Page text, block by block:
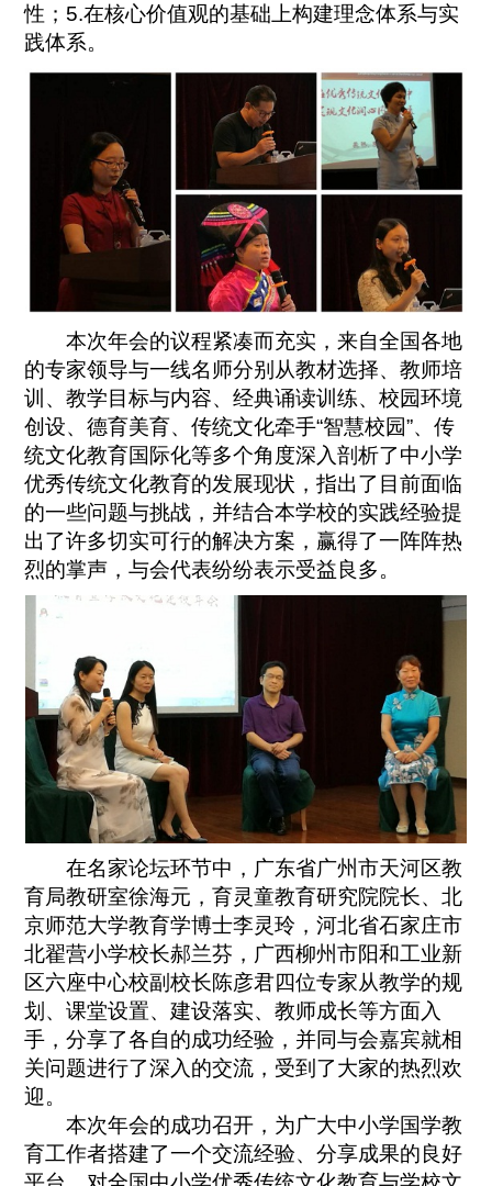
性；5.在核心价值观的基础上构建理念体系与实
践体系。
本次年会的议程紧凑而充实，来自全国各地
的专家领导与一线名师分别从教材选择、教师培
训、教学目标与内容、经典诵读训练、校园环境
创设、德育美育、传统文化牵手“智慧校园”、传
统文化教育国际化等多个角度深入剖析了中小学
优秀传统文化教育的发展现状，指出了目前面临
的一些问题与挑战，并结合本学校的实践经验提
出了许多切实可行的解决方案，赢得了一阵阵热
烈的掌声，与会代表纷纷表示受益良多。
在名家论坛环节中，广东省广州市天河区教
育局教研室徐海元，育灵童教育研究院院长、北
京师范大学教育学博士李灵玲，河北省石家庄市
北翟营小学校长郝兰芬，广西柳州市阳和工业新
区六座中心校副校长陈彦君四位专家从教学的规
划、课堂设置、建设落实、教师成长等方面入
手，分享了各自的成功经验，并同与会嘉宾就相
关问题进行了深入的交流，受到了大家的热烈欢
迎。
本次年会的成功召开，为广大中小学国学教
育工作者搭建了一个交流经验、分享成果的良好